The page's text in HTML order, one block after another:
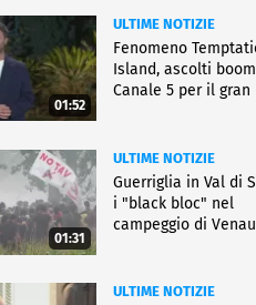
01:52
ULTIME NOTIZIE
Fenomeno
Island, ascolti
Canale 5 per il gran
01:31
ULTIME NOTIZIE
Guerriglia in Val di
i "black bloc" nel
campeggio di
ULTIME NOTIZIE